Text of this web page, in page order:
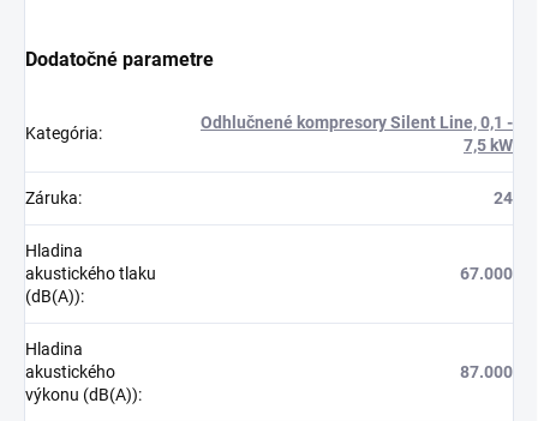
Dodatočné parametre
Kategória:
Odhlučnené kompresory Silent Line, 0,1 -
7,5 kW
Záruka: 24
Hladina
akustického tlaku
(dB(A)):
67.000
Hladina
akustického
výkonu (dB(A)):
87.000